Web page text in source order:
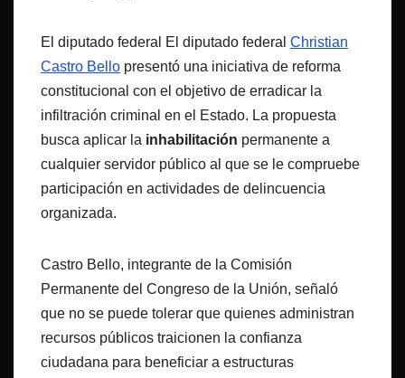
El diputado federal El diputado federal Christian
Castro Bello presentó una iniciativa de reforma
constitucional con el objetivo de erradicar la
infiltración criminal en el Estado. La propuesta
busca aplicar la inhabilitación permanente a
cualquier servidor público al que se le compruebe
participación en actividades de delincuencia
organizada.
Castro Bello, integrante de la Comisión
Permanente del Congreso de la Unión, señaló
que no se puede tolerar que quienes administran
recursos públicos traicionen la confianza
ciudadana para beneficiar a estructuras